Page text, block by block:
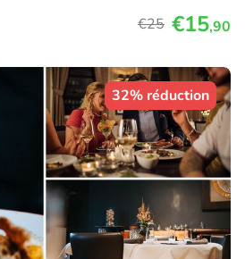
€25 €15,90
32% réduction